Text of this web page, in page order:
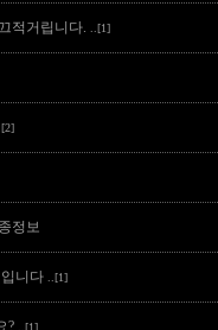
적거립니다. ..[1]
..[2]
정보
니다 ..[1]
? ..[1]